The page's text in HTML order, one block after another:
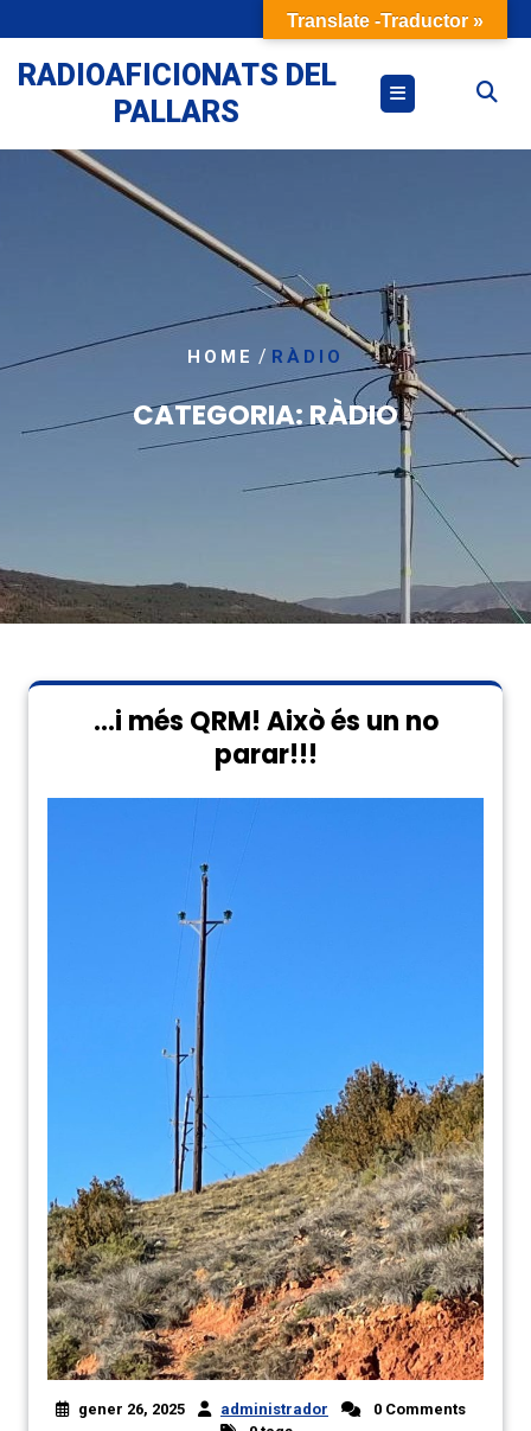
to
content
RADIOAFICIONATS DEL
PALLARS
HOME / RÀDIO
CATEGORIA:RÀDIO
…i més QRM! Això és un no
parar!!!
gener 26, 2025 administrador
0 Comments
Translate -Traductor »